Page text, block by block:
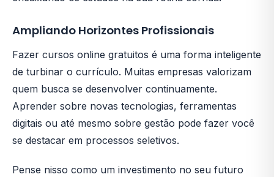
Ampliando Horizontes Profissionais
Fazer cursos online gratuitos é uma forma inteligente
de turbinar o currículo. Muitas empresas valorizam
quem busca se desenvolver continuamente.
Aprender sobre novas tecnologias, ferramentas
digitais ou até mesmo sobre gestão pode fazer você
se destacar em processos seletivos.
Pense nisso como um investimento no seu futuro